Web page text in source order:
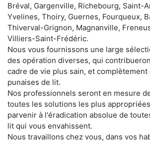
Bréval, Gargenville, Richebourg, Saint-
Yvelines, Thoiry, Guernes, Fourqueux,
Thiverval-Grignon, Magnanville,
Villiers-Saint-Frédéric.
Nous vous fournissons une large
des opération diverses, qui
cadre de vie plus sain, et complètement
punaises de lit.
Nos professionnels seront en mesure
toutes les solutions les plus
parvenir à l'éradication absolue de
lit qui vous envahissent.
Nous travaillons chez vous, dans vos